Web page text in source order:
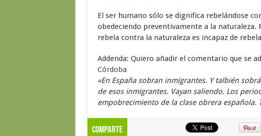
El ser humano sólo se dignifica rebelándose
obedeciendo preventivamente a la naturaleza.
rebela contra la naturaleza es incapaz de
Addenda: Quiero añadir el comentario que se
Córdoba
«En España sobran inmigrantes. Y talbién
de esos inmigrantes. Vayan saliendo. Los
empobrecimiento de la clase obrera española.
Comparte